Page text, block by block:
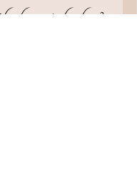
?רוצה לקבל אמנות למייל